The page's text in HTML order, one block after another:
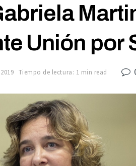
Unión por
Tiempo de lectura: 1 min read